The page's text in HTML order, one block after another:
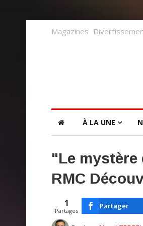
Magazines
À LA UNE
"Le mystère
RMC
1
Partages
Partager